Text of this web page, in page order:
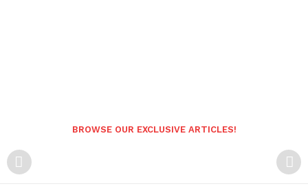
BROWSE OUR EXCLUSIVE ARTICLES!